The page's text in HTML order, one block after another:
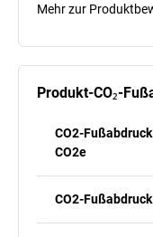
Mehr zur
Produkt-CO₂-
CO2-
CO2e
CO2-